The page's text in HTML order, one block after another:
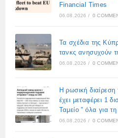
Financial Times
06.08.2026 / 0
Τα σχέδια της
τανκς ανησυχούν
06.08.2026 / 0
Η ρωσική
έχει μεταφέρει 1
Ταμείο ” όλα για
06.08.2026 / 0